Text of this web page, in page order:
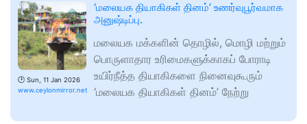
🕑 Sun, 11 Jan 2026
www.ceylonmirror.net
‘மலையக தியாகிகள் தினம்’ உணர்வுபூர்வமாக
அனுஷ்டிப்பு.
மலையக மக்களின் தொழில், மொழி மற்றும்
பொருளாதார உரிமைகளுக்காகப் போராடி
உயிர்நீத்த தியாகிகளை நினைவுகூரும்
‘மலையக தியாகிகள் தினம்’ நேற்று